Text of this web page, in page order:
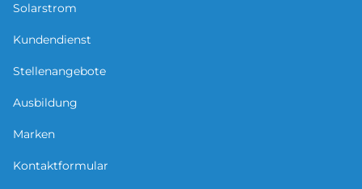
Solarstrom
Kundendienst
Stellenangebote
Ausbildung
Marken
Kontaktformular